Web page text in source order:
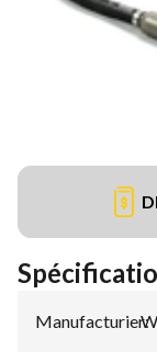
Manufacturier: